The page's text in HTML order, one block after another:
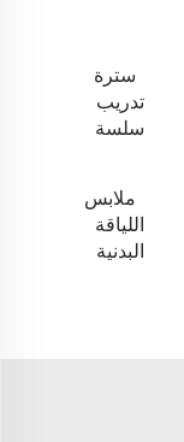
سترة
تدريب
سلسة
ملابس
اللياقة
البدنية